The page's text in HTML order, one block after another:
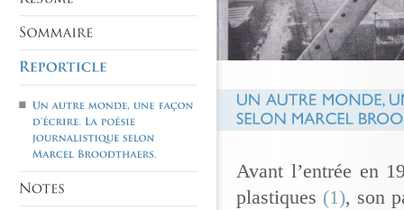
Avant l’entrée en
plastiques (1), son